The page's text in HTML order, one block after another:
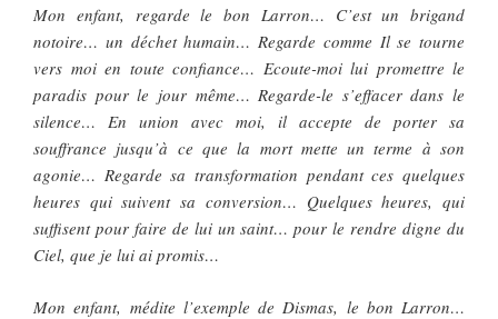
Mon enfant, regarde le bon Larron… C’est un brigand
notoire… un déchet humain… Regarde comme Il se tourne
vers moi en toute confiance… Ecoute-moi lui promettre le
paradis pour le jour même… Regarde-le s’effacer dans le
silence… En union avec moi, il accepte de porter sa
souffrance jusqu’à ce que la mort mette un terme à son
agonie… Regarde sa transformation pendant ces quelques
heures qui suivent sa conversion… Quelques heures, qui
suffisent pour faire de lui un saint… pour le rendre digne du
Ciel, que je lui ai promis…
Mon enfant, médite l’exemple de Dismas, le bon Larron…